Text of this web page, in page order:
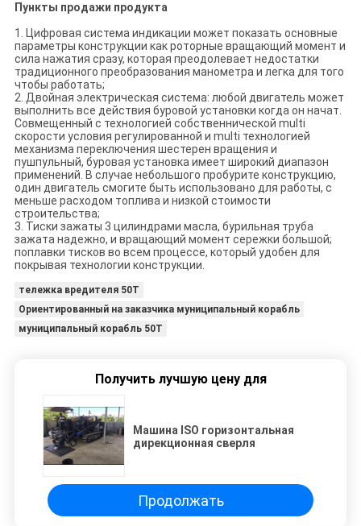
Пункты продажи продукта
1. Цифровая система индикации может показать основные
параметры конструкции как роторные вращающий момент и
сила нажатия сразу, которая преодолевает недостатки
традиционного преобразования манометра и легка для того
чтобы работать;
2. Двойная электрическая система: любой двигатель может
выполнить все действия буровой установки когда он начат.
Совмещенный с технологией собственнической multi
скорости условия регулированной и multi технологией
механизма переключения шестерен вращения и
пушпульный, буровая установка имеет широкий диапазон
применений. В случае небольшого пробурите конструкцию,
один двигатель смогите быть использовано для работы, с
меньше расходом топлива и низкой стоимости
строительства;
3. Тиски зажаты 3 цилиндрами масла, бурильная труба
зажата надежно, и вращающий момент сережки большой;
поплавки тисков во всем процессе, который удобен для
покрывая технологии конструкции.
тележка вредителя 50T
Ориентированный на заказчика муниципальный корабль
муниципальный корабль 50T
Получить лучшую цену для
Машина ISO горизонтальная
дирекционная сверля
Продолжать